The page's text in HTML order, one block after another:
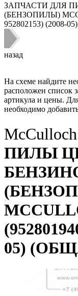
ЗАПЧАСТИ ДЛЯ
(БЕНЗОПИЛЫ)
952802153) (2008-
назад
На схеме найдите
расположен список
артикула и цены.
необходимо
McCulloch
ПИЛЫ
05)